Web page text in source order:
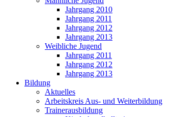
Jahrgang 2010
Jahrgang 2011
Jahrgang 2012
Jahrgang 2013
Weibliche Jugend
Jahrgang 2011
Jahrgang 2012
Jahrgang 2013
Bildung
Aktuelles
Arbeitskreis Aus- und Weiterbildung
Trainerausbildung